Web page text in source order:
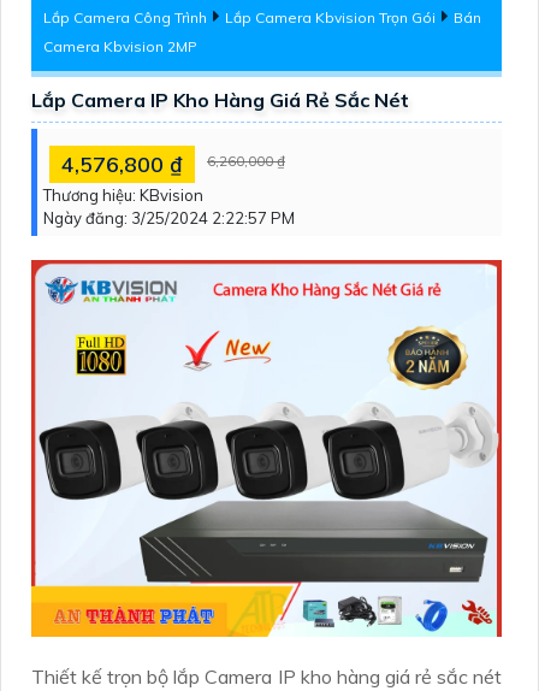
Lắp Camera Công Trình Lắp Camera Kbvision Trọn Gói
Bán
Camera Kbvision 2MP
Lắp Camera IP Kho Hàng Giá Rẻ Sắc Nét
4,576,800 ₫ 6,260,000 ₫
Thương hiệu: KBvision
Ngày đăng: 3/25/2024 2:22:57 PM
Thiết kế trọn bộ lắp Camera IP kho hàng giá rẻ sắc nét